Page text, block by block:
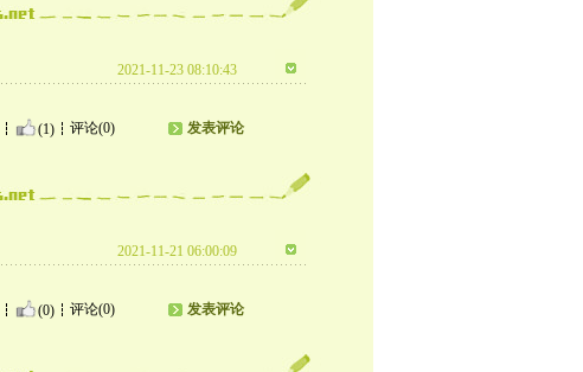
2021-11-23 08:10:43
(1) 评论(0) 发表评论
2021-11-21 06:00:09
(0) 评论(0) 发表评论